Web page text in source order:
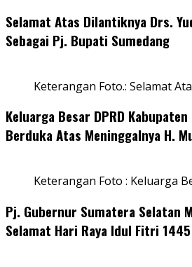
Selamat Atas Dilantiknya Drs.
Sebagai Pj. Bupati Sumedang
Keterangan Foto.: Selamat
Keluarga Besar DPRD
Berduka Atas Meninggalnya H.
Keterangan Foto : Keluarga
Pj. Gubernur Sumatera Selatan
Selamat Hari Raya Idul Fitri